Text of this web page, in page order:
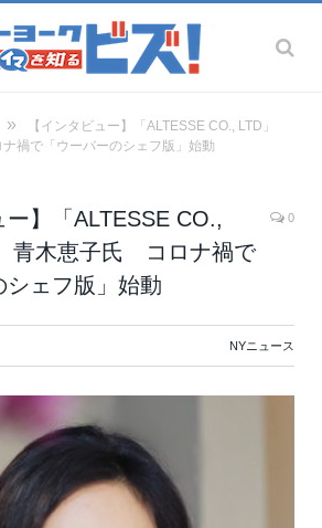
»
【インタビュー】「ALTESSE CO., LTD」
で「ウーバーのシェフ版」始動
ー】「ALTESSE CO.,
青木恵子氏 コロナ禍で
シェフ版」始動
0
NYニュース